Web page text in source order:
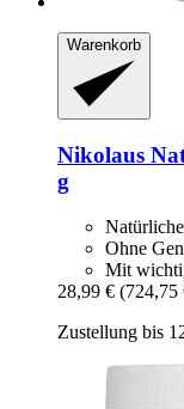
Warenkorb
Nikolaus
g
Ohne
Mit
28,99 € (724,75
Zustellung bis